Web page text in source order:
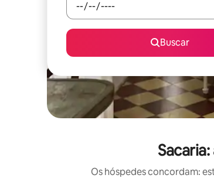
Buscar
Os hóspedes concordam: